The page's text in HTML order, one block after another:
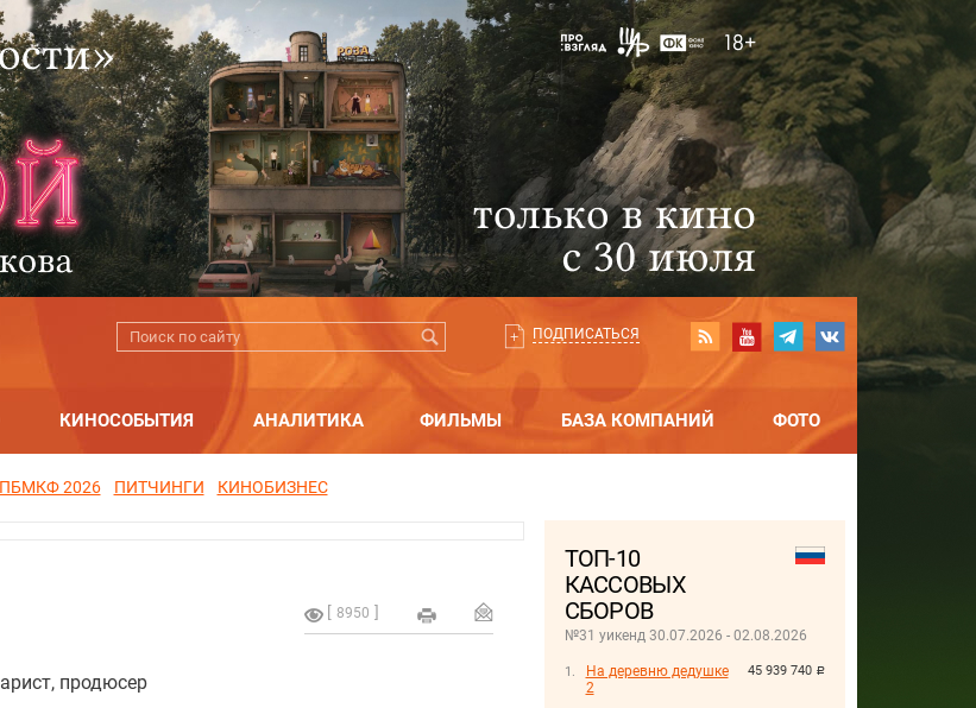
ПОДПИСАТЬСЯ
КИНОСОБЫТИЯ АНАЛИТИКА ФИЛЬМЫ БАЗА КОМПАНИЙ ФОТО
2026 ПИТЧИНГИ КИНОБИЗНЕС
ТОП-10
КАССОВЫХ
СБОРОВ
№31 уикенд 30.07.2026 - 02.08.2026
45 939 740 руб.
На деревню дедушке
2
8950
продюсер